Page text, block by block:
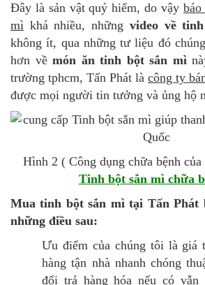
Đây là sản vật quý hiếm, do vậy
mì khá nhiều, những video về
không ít, qua những tư liệu đó
hơn về món ăn tinh bột sắn mì
trường tphcm, Tấn Phát là công ty
được mọi người tin tưởng và ủng hộ
Hình 2 ( Công dụng chữa bệnh
Tinh bột sắn mì chữa
Mua tinh bột sắn mì tại Tấn Phát
những điều sau:
Ưu điểm của chúng tôi là giá
hàng tận nhà nhanh chóng
đổi trả hàng hóa nếu có vẫn